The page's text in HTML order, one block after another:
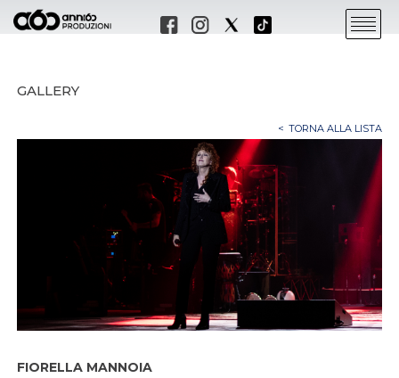
GALLERY
TORNA ALLA LISTA
FIORELLA MANNOIA